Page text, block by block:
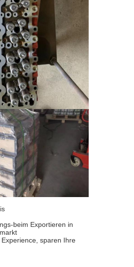
beim Exportieren in
sparen Ihre